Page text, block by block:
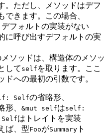
。ただし、メソッドはデフ
できます。この場合、
フォルトの実装がない
に呼び出すデフォルトの実
メソッドは、構造体のメソッ
して self を取ります。ここ
ドへの最初の引数です。
Selfの省略形、
形、 &mut selfはself:
Selfはトレイトを実装
ば、型FooがSummary ト